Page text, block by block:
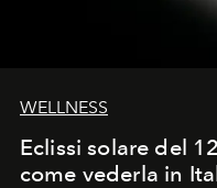
WELLNESS
Eclissi solare del
come vederla in